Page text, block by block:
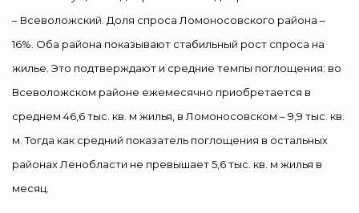
– Всеволожский. Доля спроса Ломоносовского района –
16%. Оба района показывают стабильный рост спроса на
жилье. Это подтверждают и средние темпы поглощения: во
Всеволожском районе ежемесячно приобретается в
среднем 46,6 тыс. кв. м жилья, в Ломоносовском – 9,9 тыс. кв.
м. Тогда как средний показатель поглощения в остальных
районах Ленобласти не превышает 5,6 тыс. кв. м жилья в
месяц.